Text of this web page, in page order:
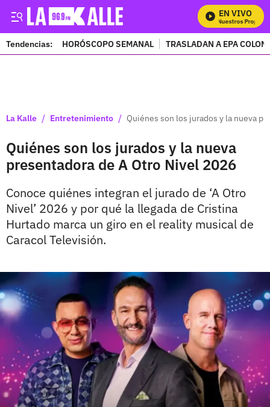
EN VIVO
Mira Todos Nuestros Programas
Tendencias: HORÓSCOPO SEMANAL TRASLADAN A EPA
La Kalle / Entretenimiento / Quiénes son los jurados y la nueva
Quiénes son los jurados y la nueva
presentadora de A Otro Nivel 2026
Conoce quiénes integran el jurado de ‘A Otro
Nivel’ 2026 y por qué la llegada de Cristina
Hurtado marca un giro en el reality musical de
Caracol Televisión.